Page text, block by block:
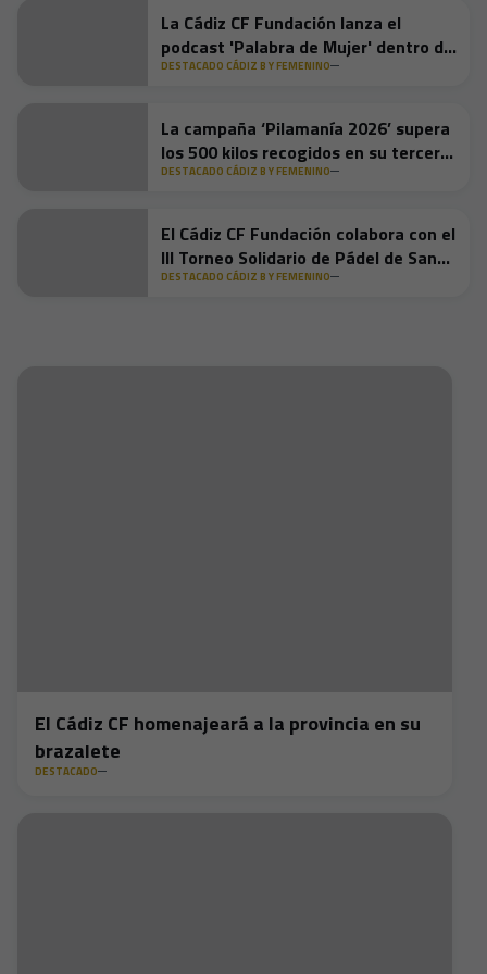
La Cádiz CF Fundación lanza el
podcast 'Palabra de Mujer' dentro de
'Ese Cádiz a leer'
DESTACADO CÁDIZ B Y FEMENINO
La campaña ‘Pilamanía 2026’ supera
los 500 kilos recogidos en su tercera
semana
DESTACADO CÁDIZ B Y FEMENINO
El Cádiz CF Fundación colabora con el
III Torneo Solidario de Pádel de San
Fernando para garantizar que ningún
DESTACADO CÁDIZ B Y FEMENINO
El Cádiz CF homenajeará a la provincia en su
brazalete
DESTACADO